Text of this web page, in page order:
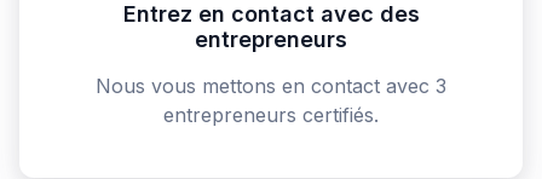
Entrez en contact avec des
entrepreneurs
Nous vous mettons en contact avec 3
entrepreneurs certifiés.